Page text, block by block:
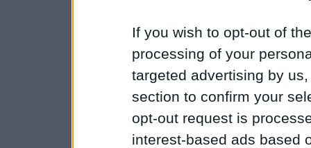
If you wish to opt-out of
processing of your
targeted advertising by
section to confirm your
opt-out request is
interest-based ads based